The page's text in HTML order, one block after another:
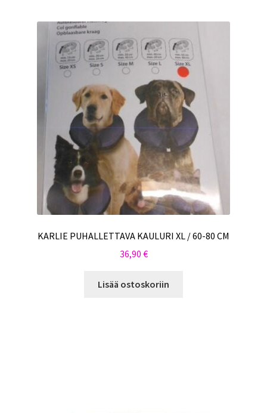
KARLIE PUHALLETTAVA KAULURI XL / 60-80 CM
36,90 €
Lisää ostoskoriin